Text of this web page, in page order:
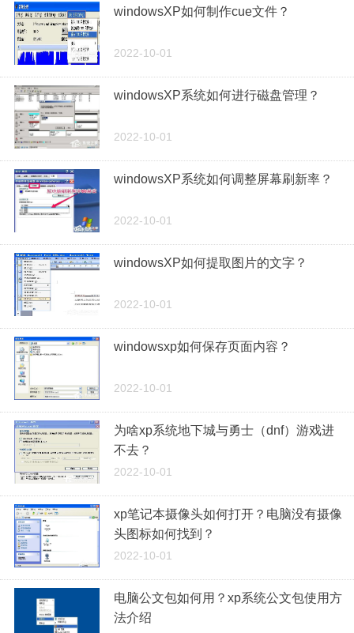
windowsXP如何制作cue文件？
2022-10-01
windowsXP系统如何进行磁盘管理？
2022-10-01
windowsXP系统如何调整屏幕刷新率？
2022-10-01
windowsXP如何提取图片的文字？
2022-10-01
windowsxp如何保存页面内容？
2022-10-01
为啥xp系统地下城与勇士（dnf）游戏进
不去？
2022-10-01
xp笔记本摄像头如何打开？电脑没有摄像
头图标如何找到？
2022-10-01
电脑公文包如何用？xp系统公文包使用方
法介绍